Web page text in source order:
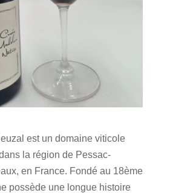
est un domaine viticole
la région de Pessac-
en France. Fondé au 18ème
possède une longue histoire